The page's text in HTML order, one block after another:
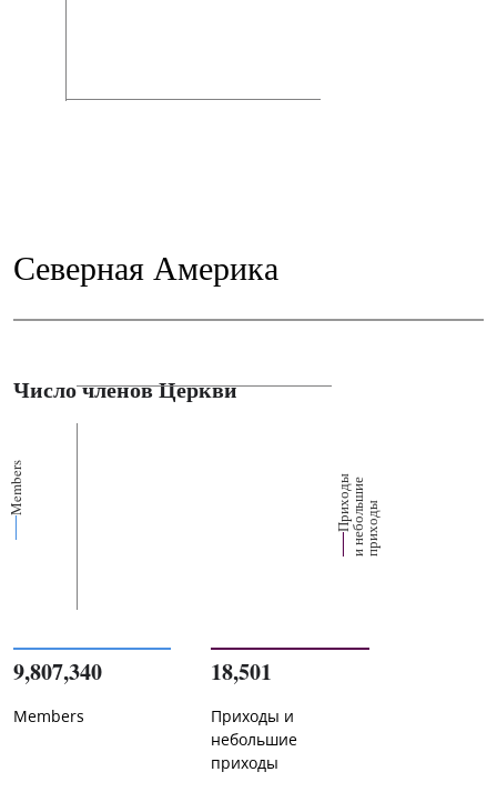
Северная Америка
Число членов Церкви
Members П
р
их
о
д
ы
и
н
е
б
о
ль
ш
ие
п
р
и
х
о
ды
9,807,340
Members
18,501
Приходы и
небольшие
приходы